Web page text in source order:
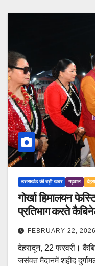
उत्तराखंड की बड़ी खबर गढ़वाल
गोर्खा हिमालयन
प्रतिभाग करते
FEBRUARY 22, 2026
देहरादून, 22 फरवरी।
जसंवत मैदानमें शहीद